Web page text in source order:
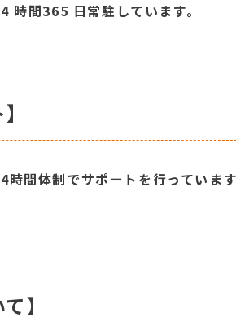
時間365 日常駐しています。
時間体制でサポートを行っていま
】